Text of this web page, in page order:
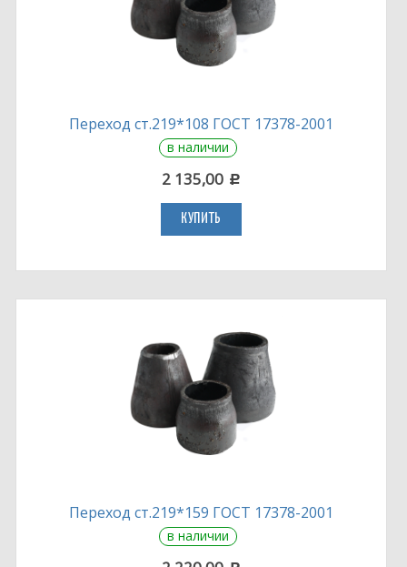
Переход ст.219*108 ГОСТ 17378-2001
в наличии
2 135,00 c
КУПИТЬ
Переход ст.219*159 ГОСТ 17378-2001
в наличии